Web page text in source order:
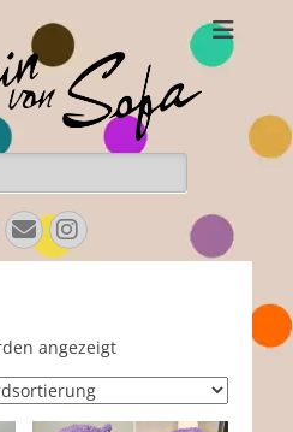
Frollein von Sofa
Accessoires
E-
Mail
Instagram
angezeigt